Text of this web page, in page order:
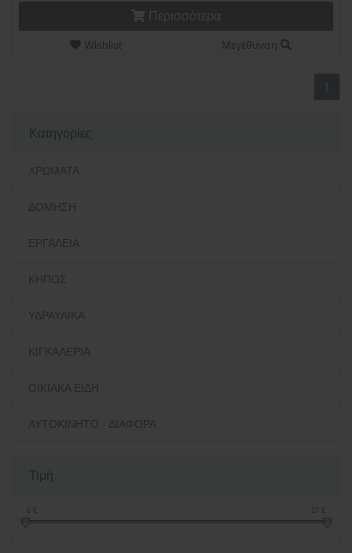
Κατηγορίες
ΧΡΩΜΑΤΑ
ΔΟΜΗΣΗ
ΕΡΓΑΛΕΙΑ
ΚΗΠΟΣ
ΥΔΡΑΥΛΙΚΑ
ΚΙΓΚΑΛΕΡΙΑ
ΟΙΚΙΑΚΑ ΕΙΔΗ
ΑΥΤΟΚΙΝΗΤΟ - ΔΙΑΦΟΡΑ
Τιμή
Wishlist Μεγέθυνση